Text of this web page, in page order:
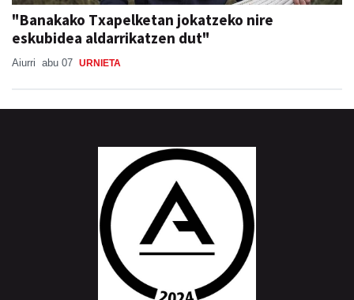
"Banakako Txapelketan jokatzeko nire
eskubidea aldarrikatzen dut"
Aiurri abu 07 URNIETA